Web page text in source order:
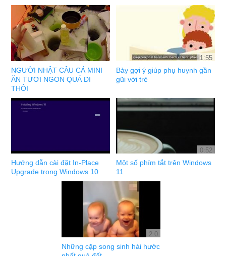
NGƯỜI NHẬT CÂU CÁ MINI
ĂN TƯƠI NGON QUÁ ĐI
THÔI
1:55
Bảy gợi ý giúp phụ huynh gần
gũi với trẻ
Hướng dẫn cài đặt In-Place
Upgrade trong Windows 10
0:52
Một số phím tắt trên Windows
11
2:0
Những cặp song sinh hài hước